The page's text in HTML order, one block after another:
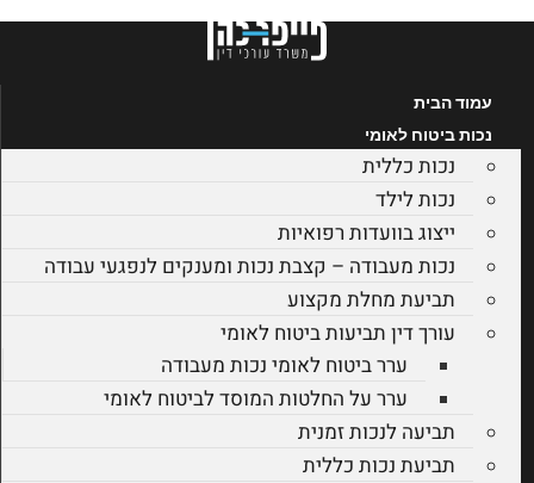
עמוד הבית
נכות ביטוח לאומי
נכות כללית
נכות לילד
ייצוג בוועדות רפואיות
נכות מעבודה – קצבת נכות ומענקים לנפגעי עבודה
תביעת מחלת מקצוע
עורך דין תביעות ביטוח לאומי
ערר ביטוח לאומי נכות מעבודה
ערר על החלטות המוסד לביטוח לאומי
תביעה לנכות זמנית
תביעת נכות כללית